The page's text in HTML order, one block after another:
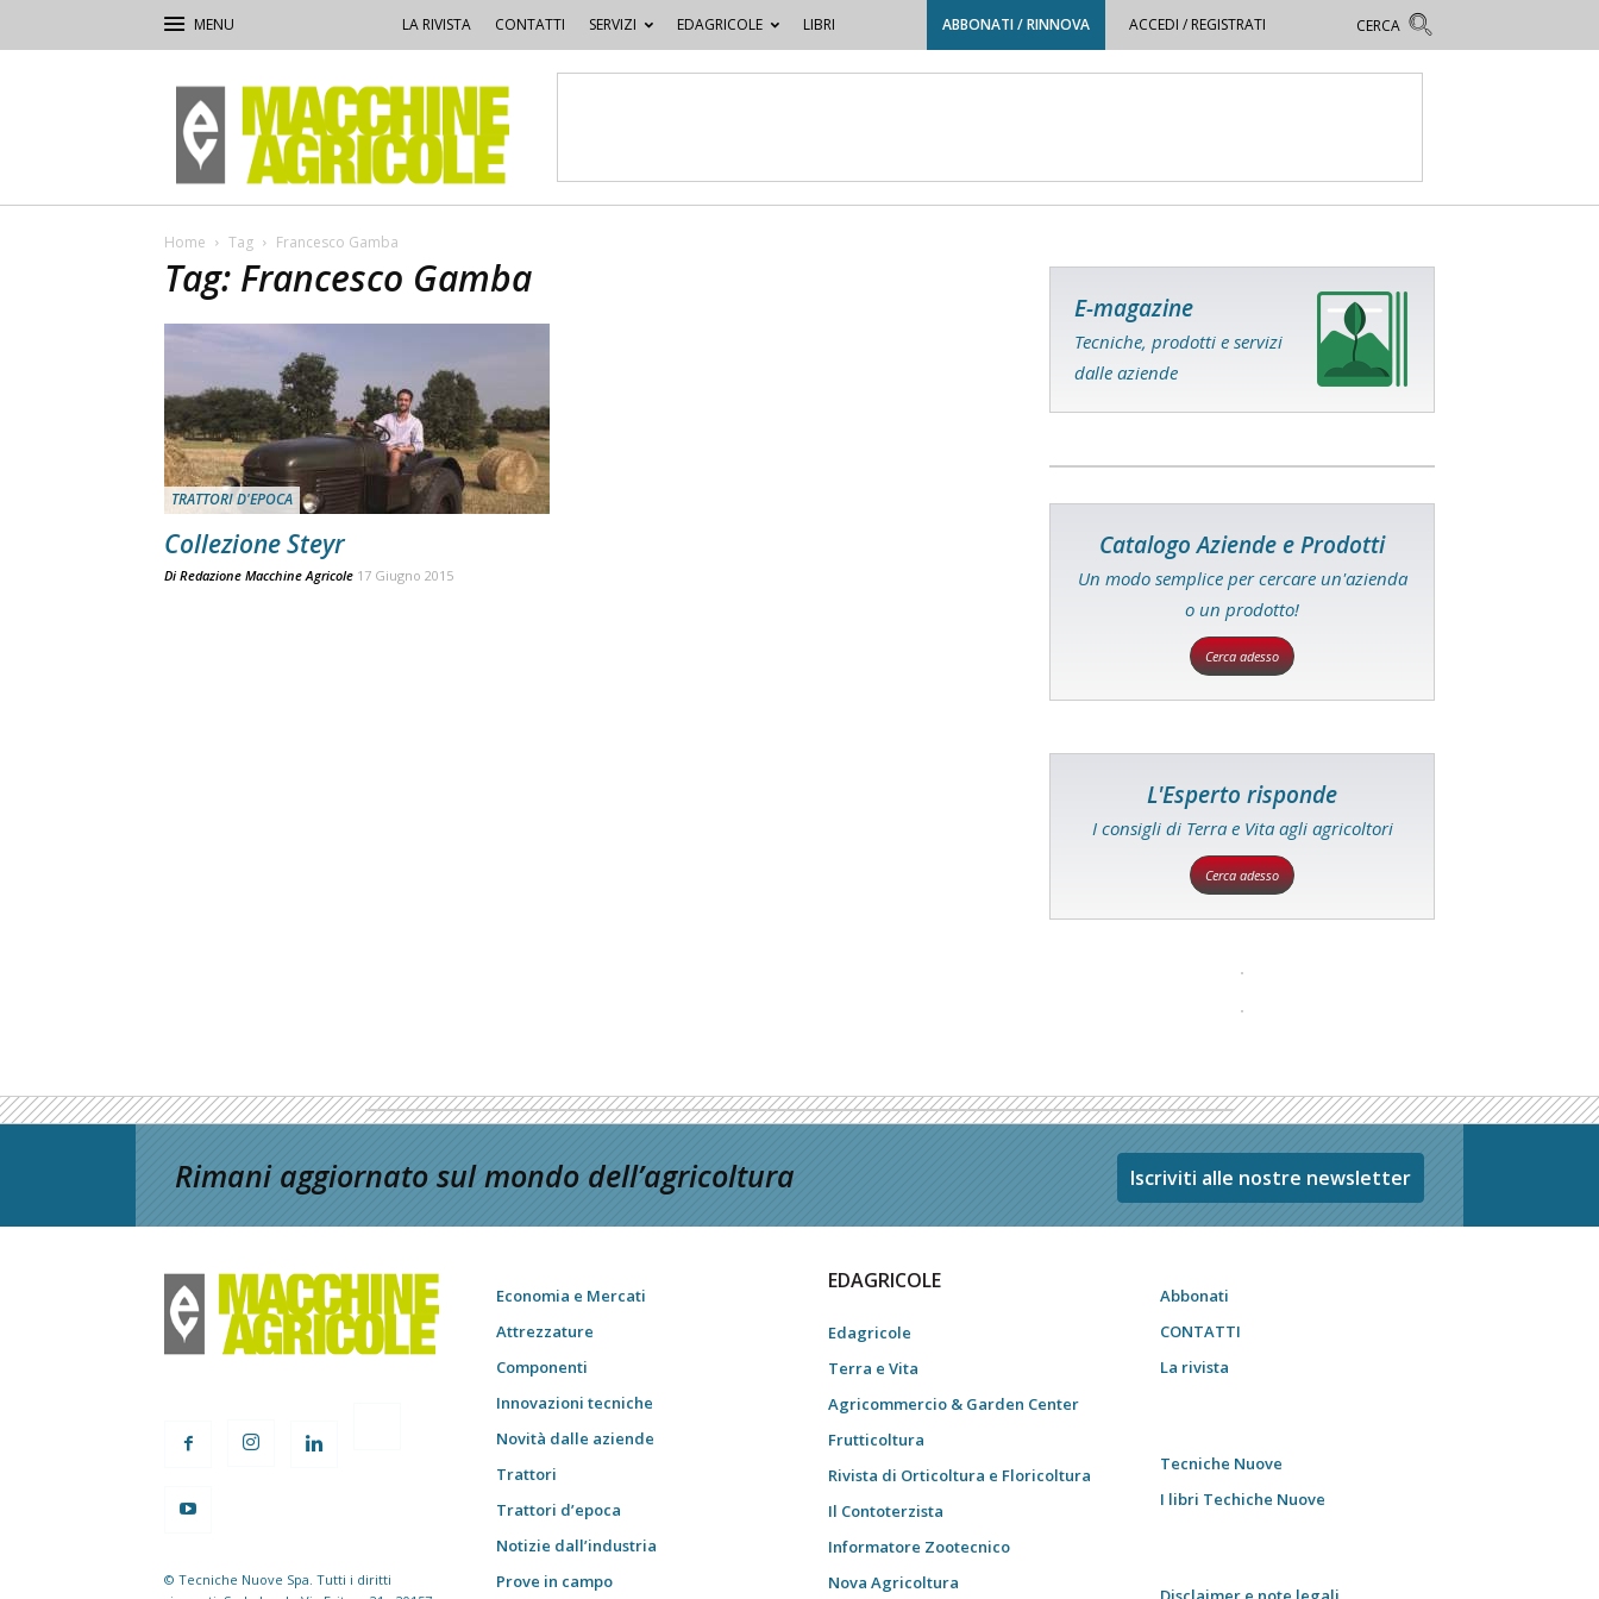
LA RIVISTA CONTATTI SERVIZI EDAGRICOLE LIBRI ABBONATI / RINNOVA ACCEDI / REGISTRATI
Macchine
Agricole
Home Tag Francesco Gamba
Tag: Francesco Gamba
TRATTORI D'EPOCA
Collezione Steyr
Di Redazione Macchine Agricole 17 Giugno 2015
E-magazine
Tecniche, prodotti e servizi
dalle aziende
Catalogo Aziende e Prodotti
Un modo semplice per cercare un'azienda
o un prodotto!
Cerca adesso
L'Esperto risponde
I consigli di Terra e Vita agli agricoltori
Cerca adesso
Rimani aggiornato sul mondo dell’agricoltura Iscriviti alle nostre newsletter
© Tecniche Nuove Spa. Tutti i diritti
Economia e Mercati
Attrezzature
Componenti
Innovazioni tecniche
Novità dalle aziende
Trattori
Trattori d’epoca
Notizie dall’industria
Prove in campo
EDAGRICOLE
Edagricole
Terra e Vita
Agricommercio & Garden Center
Frutticoltura
Rivista di Orticoltura e Floricoltura
Il Contoterzista
Informatore Zootecnico
Nova Agricoltura
Abbonati
CONTATTI
La rivista
Tecniche Nuove
I libri Techiche Nuove